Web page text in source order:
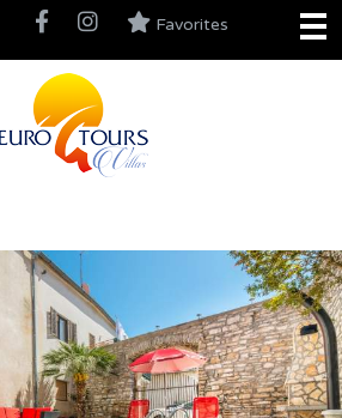
Favorites